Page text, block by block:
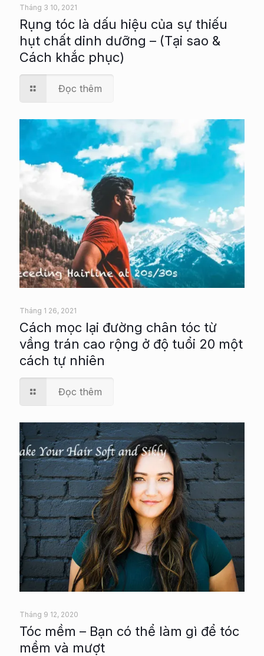
Tháng 3 10, 2021
Rụng tóc là dấu hiệu của sự thiếu
hụt chất dinh dưỡng – (Tại sao &
Cách khắc phục)
Đọc thêm
Tháng 1 26, 2021
Cách mọc lại đường chân tóc từ
vầng trán cao rộng ở độ tuổi 20 một
cách tự nhiên
Đọc thêm
Tháng 9 12, 2020
Tóc mềm – Bạn có thể làm gì để tóc
mềm và mượt